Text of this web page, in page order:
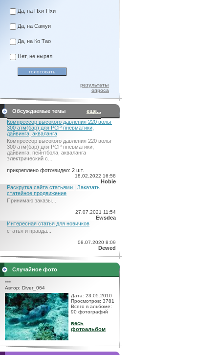
Да, на Пхи-Пхи
Да, на Самуи
Да, на Ко Тао
Нет, не нырял
результаты
опроса
Обсуждаемые темы
еще...
Компрессор высокого давления 220 вольт
300 атм(бар) для PCP пневматики,
дайвинга, акваланга
Компрессор высокого давления 220 вольт
300 атм(бар) для PCP пневматики,
дайвинга, пейнтбола, акваланга
электрический c...
прикреплено фото/видео: 2 шт.
18.02.2022 16:58
Hobie
Раскрутка сайта статьями | Заказать
статейное продвижение
Принимаю заказы...
27.07.2021 11:54
Ewsdea
Интересная статья для новичков
статья и правда...
08.07.2020 8:09
Dewed
Случайное фото
***
Автор: Diver_064
Дата: 23.05.2010
Просмотров: 3781
Всего в альбоме:
90 фотографий
весь
фотоальбом